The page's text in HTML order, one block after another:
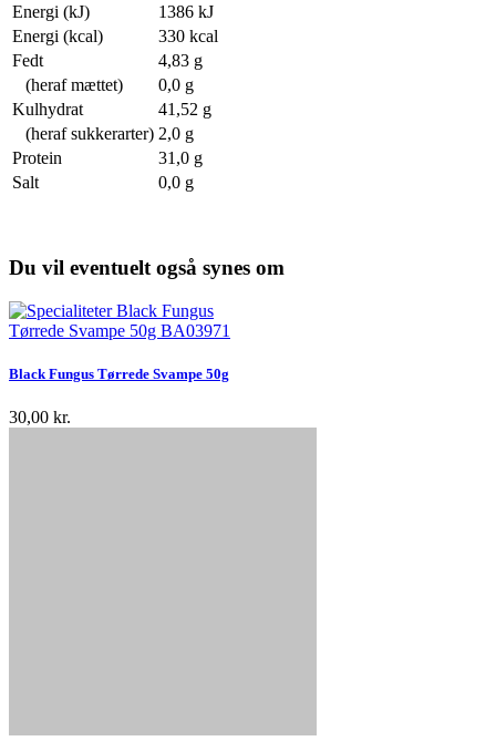
Energi (kJ)
1386 kJ
Energi (kcal)
330 kcal
Fedt
4,83 g
(heraf mættet)
0,0 g
Kulhydrat
41,52 g
(heraf sukkerarter) 2,0 g
Protein
31,0 g
Salt
0,0 g
Du vil eventuelt også synes om
Black Fungus Tørrede Svampe 50g
30,00 kr.